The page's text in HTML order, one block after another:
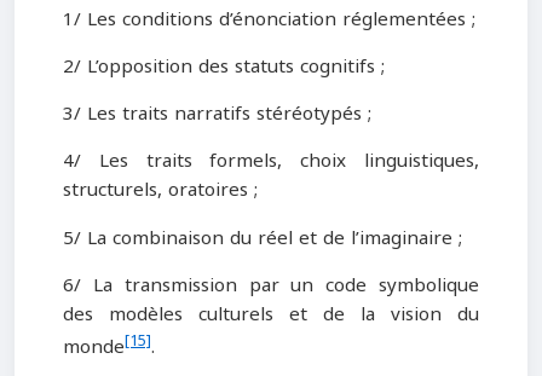
1/ Les conditions d’énonciation réglementées ;
2/ L’opposition des statuts cognitifs ;
3/ Les traits narratifs stéréotypés ;
4/ Les traits formels, choix linguistiques,
structurels, oratoires ;
5/ La combinaison du réel et de l’imaginaire ;
6/ La transmission par un code symbolique
des modèles culturels et de la vision du
monde[15].